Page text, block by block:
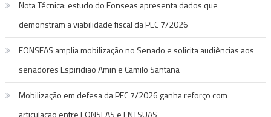
Nota Técnica: estudo do Fonseas apresenta dados que
demonstram a viabilidade fiscal da PEC 7/2026
FONSEAS amplia mobilização no Senado e solicita audiências aos
senadores Espiridião Amin e Camilo Santana
Mobilização em defesa da PEC 7/2026 ganha reforço com